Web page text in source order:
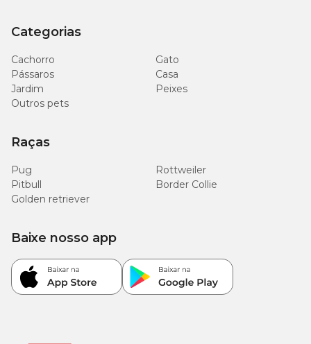
Categorias
Cachorro
Gato
Pássaros
Casa
Jardim
Peixes
Outros pets
Raças
Pug
Rottweiler
Pitbull
Border Collie
Golden retriever
Baixe nosso app